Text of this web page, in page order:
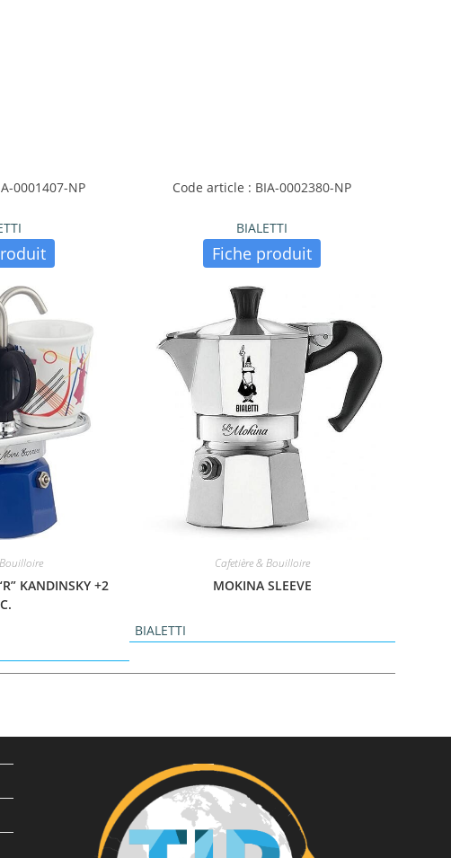
0001407-NP
KANDINSKY +2
Code article : BIA-0002380-NP
BIALETTI
Fiche produit
Cafetière & Bouilloire
MOKINA SLEEVE
BIALETTI